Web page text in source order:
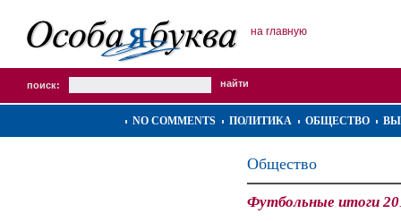
на главную
поиск:
NO COMMENTS ПОЛИТИКА ОБЩЕСТВО
Общество
Футбольные итоги